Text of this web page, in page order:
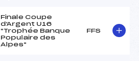
Finale Coupe
d'Argent U16
"Trophée Banque
Populaire des
Alpes"
FFS